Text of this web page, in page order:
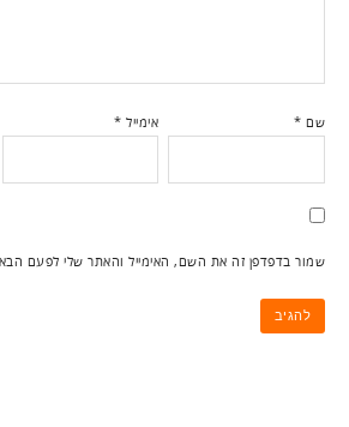
שם * אימייל *
שמור בדפדפן זה את השם, האימייל והאתר שלי לפעם